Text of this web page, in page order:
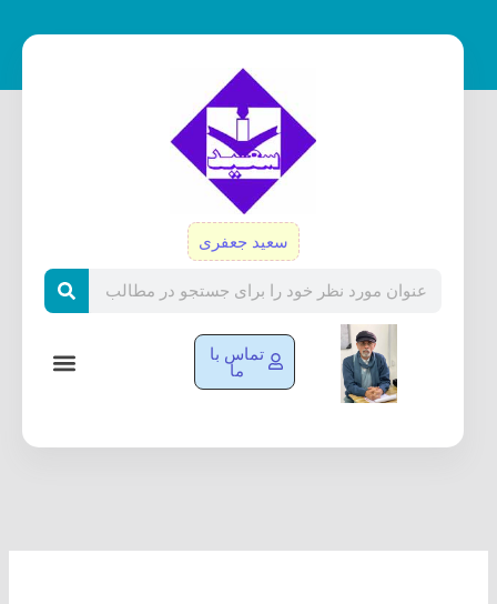
سعید جعفری
تماس با
ما